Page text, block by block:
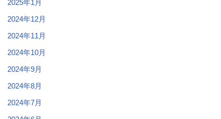
2025年1月
2024年12月
2024年11月
2024年10月
2024年9月
2024年8月
2024年7月